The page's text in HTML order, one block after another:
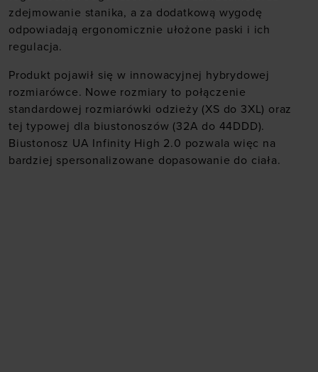
zdejmowanie stanika, a za dodatkową wygodę
odpowiadają ergonomicznie ułożone paski i ich
regulacja.
Produkt pojawił się w innowacyjnej hybrydowej
rozmiarówce. Nowe rozmiary to połączenie
standardowej rozmiarówki odzieży (XS do 3XL) oraz
tej typowej dla biustonoszów (32A do 44DDD).
Biustonosz UA Infinity High 2.0 pozwala więc na
bardziej spersonalizowane dopasowanie do ciała.